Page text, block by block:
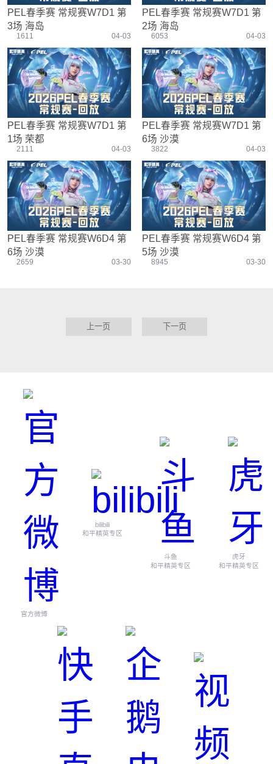
防弹铁头团
PEL春季赛 常规赛W7D1 第
3场 海岛
1611 04-03
PEL春季赛 常规赛W7D1 第
2场 海岛
6053 04-03
PEL春季赛 常规赛W7D1 第
1场 荣都
2111 04-03
PEL春季赛 常规赛W7D1 第
6场 沙漠
3822 04-03
PEL春季赛 常规赛W6D4 第
6场 沙漠
2659 03-30
PEL春季赛 常规赛W6D4 第
5场 沙漠
8945 03-30
上一页 下一页
官方微博
bilibili
和平精英专区
斗鱼
和平精英专区
虎牙
和平精英专区